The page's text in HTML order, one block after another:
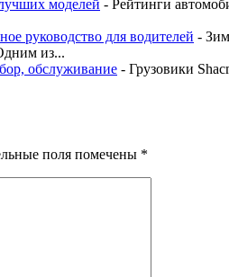
моделей - Рейтинги
руководство для водителей -
из...
обслуживание - Грузовики
поля помечены *